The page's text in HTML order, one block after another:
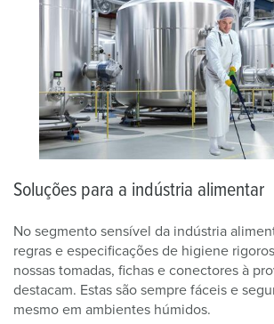
Soluções para a indústria alimentar
No segmento sensível da indústria
regras e especificações de higiene
nossas tomadas, fichas e conectores à
destacam. Estas são sempre fáceis e
mesmo em ambientes húmidos.